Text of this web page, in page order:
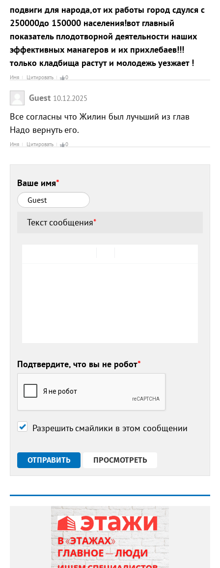
подвиги для народа,от их работы город сдулся с
250000до 150000 населения!вот главный
показатель плодотворной деятельности наших
эффективных манагеров и их прихлебаев!!!
только кладбища растут и молодежь уезжает !
Имя Цитировать 0
Guest 10.12.2025
Все согласны что Жилин был лучьший из глав
Надо вернуть его.
Имя Цитировать 0
Ваше имя*
Текст сообщения*
Подтвердите, что вы не робот*
Разрешить смайлики в этом сообщении